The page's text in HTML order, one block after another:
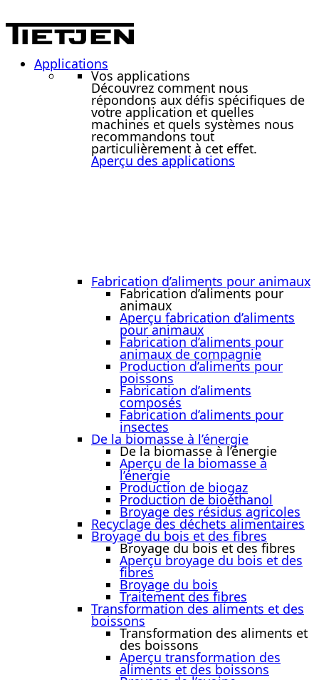
Applications
Vos applications
Découvrez comment nous
répondons aux défis spécifiques de
votre application et quelles
machines et quels systèmes nous
recommandons tout
particulièrement à cet effet.
Aperçu des applications
Fabrication d’aliments pour animaux
Fabrication d’aliments pour
animaux
Aperçu fabrication d’aliments
pour animaux
Fabrication d’aliments pour
animaux de compagnie
Production d’aliments pour
poissons
Fabrication d’aliments
composés
Fabrication d’aliments pour
insectes
De la biomasse à l’énergie
De la biomasse à l’énergie
Aperçu de la biomasse à
l’énergie
Production de biogaz
Production de bioéthanol
Broyage des résidus agricoles
Recyclage des déchets alimentaires
Broyage du bois et des fibres
Broyage du bois et des fibres
Aperçu broyage du bois et des
fibres
Broyage du bois
Traitement des fibres
Transformation des aliments et des
boissons
Transformation des aliments et
des boissons
Aperçu transformation des
aliments et des boissons